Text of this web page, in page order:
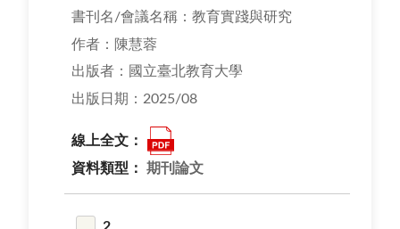
書刊名/會議名稱：教育實踐與研究
作者：陳慧蓉
出版者：國立臺北教育大學
出版日期：2025/08
線上全文：
資料類型： 期刊論文